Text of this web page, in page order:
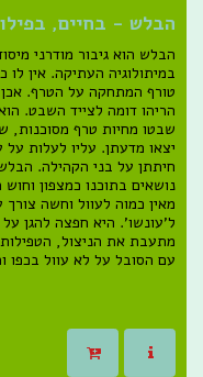
הבלש - בחיים,
הבלש הוא גיבור מודרני
במיתולוגיה העתיקה. אין
טורף המתחקה על הטרף.
הריהו דומה לצייד השבט.
שבטו מחיות טרף מסוכנות,
יצאו מדעתן. עליו לעלות על
חיתתן על בני הקהילה.
נושאים בתוכנו כמצפון
מאין כמוה לעוול וחשה
ל'עונשו'. היא חפצה להגן
מתעבת את הניצול,
עם הסובל על לא עוול בכפו